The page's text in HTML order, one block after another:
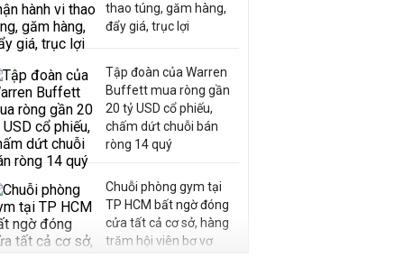
thao túng, găm hàng,
đẩy giá, trục lợi
Tập đoàn của Warren
Buffett mua ròng gần
20 tỷ USD cổ phiếu,
chấm dứt chuỗi bán
ròng 14 quý
Chuỗi phòng gym tại
TP HCM bất ngờ đóng
cửa tất cả cơ sở, hàng
trăm hội viên bơ vơ